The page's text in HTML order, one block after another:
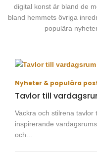
digital konst är bland de
bland hemmets övriga
populära
Nyheter & populära
Tavlor till
Vackra och stilrena
inspirerande
och...